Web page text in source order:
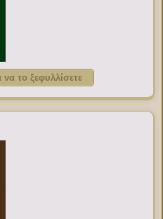
το ξεφυλλίσετε